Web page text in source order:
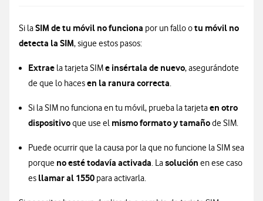
Si laSIM de tu móvil no funciona por un fallo otu móvil no
detecta la SIM, sigue estos pasos:
Extrae la tarjeta SIMe insértala de nuevo, asegurándote
de que lo hacesen la ranura correcta.
Si la SIM no funciona en tu móvil, prueba la tarjetaen otro
dispositivoque use el mismo formato y tamañode SIM.
Puede ocurrir que la causa por la que no funcione la SIM sea
porque no esté todavía activada. Lasolución en ese caso
es llamar al 1550 para activarla.